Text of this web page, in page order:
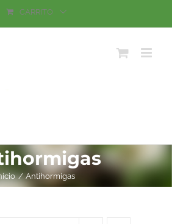
CARRITO
Antihormigas